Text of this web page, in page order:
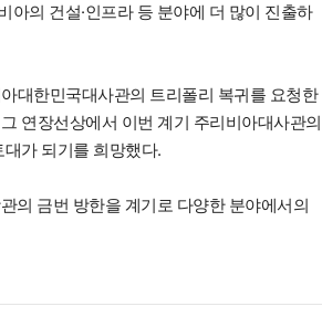
아의 건설·인프라 등 분야에 더 많이 진출하
대한민국대사관의 트리폴리 복귀를 요청한
연장선상에서 이번 계기 주리비아대사관의
가 되기를 희망했다.
의 금번 방한을 계기로 다양한 분야에서의